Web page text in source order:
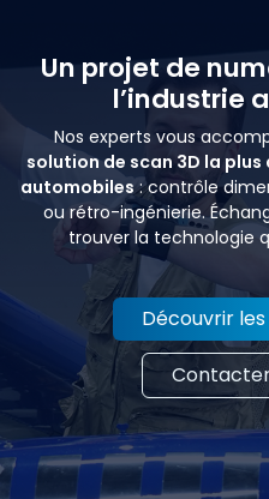
Un projet de
l’industrie
Nos experts vous
solution de scan 3D la
automobiles: contrôle
ou rétro-ingénierie.
trouver la technologie
Découvrir